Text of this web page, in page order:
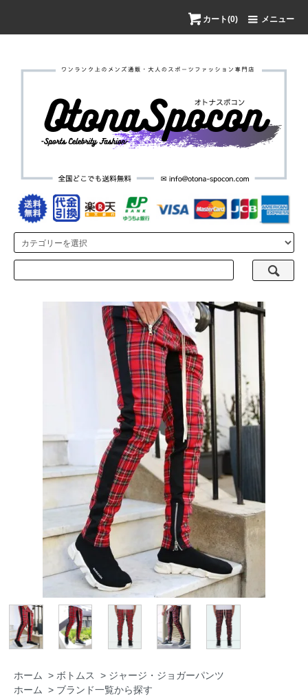
カート(0) メニュー
ホーム > ボトムス > ジャージ・ジョガーパンツ
ホーム
> ブランド一覧から探す